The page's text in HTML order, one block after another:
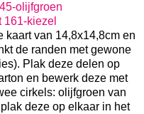
olijfgroen
161-kiezel
kaart van 14,8x14,8cm en
de randen met gewone
Plak deze delen op
en bewerk deze met
cirkels: olijfgroen van
deze op elkaar in het